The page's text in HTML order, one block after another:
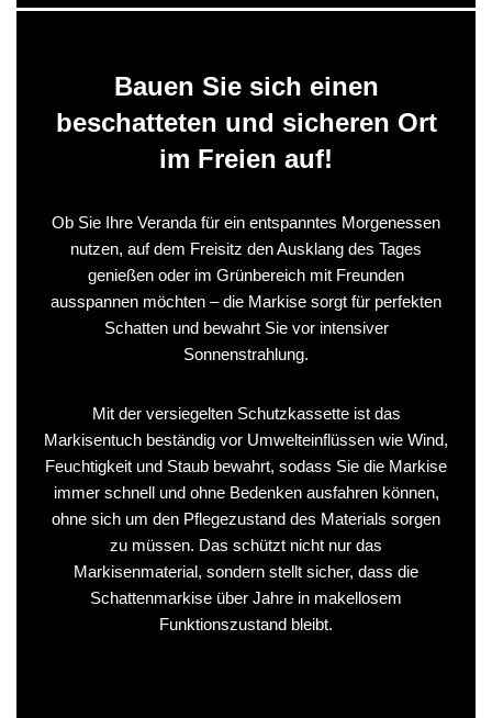
Bauen Sie sich einen
beschatteten und sicheren Ort
im Freien auf!
Ob Sie Ihre Veranda für ein entspanntes Morgenessen
nutzen, auf dem Freisitz den Ausklang des Tages
genießen oder im Grünbereich mit Freunden
ausspannen möchten – die Markise sorgt für perfekten
Schatten und bewahrt Sie vor intensiver
Sonnenstrahlung.
Mit der versiegelten Schutzkassette ist das
Markisentuch beständig vor Umwelteinflüssen wie Wind,
Feuchtigkeit und Staub bewahrt, sodass Sie die Markise
immer schnell und ohne Bedenken ausfahren können,
ohne sich um den Pflegezustand des Materials sorgen
zu müssen. Das schützt nicht nur das
Markisenmaterial, sondern stellt sicher, dass die
Schattenmarkise über Jahre in makellosem
Funktionszustand bleibt.